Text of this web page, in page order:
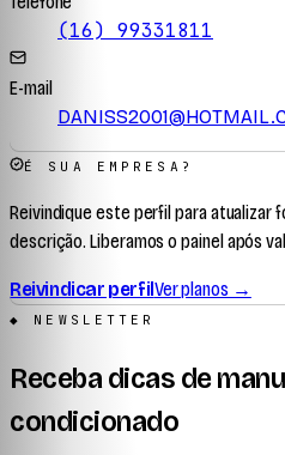
(16) 99331811
E-mail
É SUA EMPRESA?
Reivindique este perfil para atualizar
descrição. Liberamos o painel após
Reivindicar perfilVer planos →
◆ NEWSLETTER
Receba dicas de
condicionado